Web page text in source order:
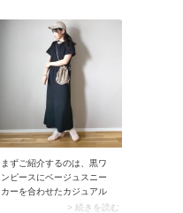
ークカラーの靴下が映え、
大人っぽい雰囲気に決まり
ます。また、スニーカーサ
ンダルは一般的なスポサン
より靴下が溶け込みやすい
のが特徴。テクニック不要
で靴下合わせがサマになり
まずご紹介するのは、黒ワ
ンピースにベージュスニー
カーを合わせたカジュアル
コーデ。ベージュ靴と同じ
> 続きを読む